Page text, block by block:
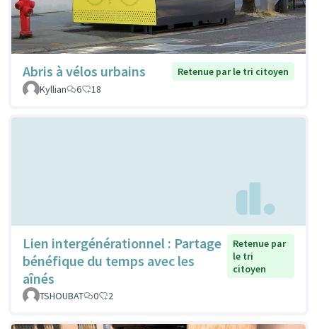
Abris à vélos urbains
Retenue par le tri citoyen
Kyllian
6 18
Lien intergénérationnel : Partage
bénéfique du temps avec les
aînés
Retenue par
le tri
citoyen
TSHOUBAT 0 2